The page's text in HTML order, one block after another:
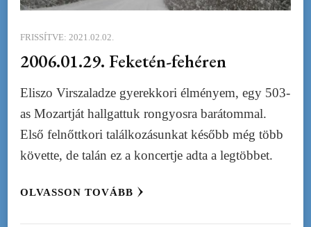
FRISSÍTVE: 2021.02.02.
2006.01.29. Feketén-fehéren
Eliszo Virszaladze gyerekkori élményem, egy 503-
as Mozartját hallgattuk rongyosra barátommal.
Első felnőttkori találkozásunkat később még több
követte, de talán ez a koncertje adta a legtöbbet.
OLVASSON TOVÁBB